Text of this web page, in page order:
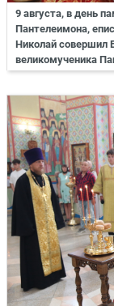
9 августа, в день
Пантелеимона,
Николай совершил
великомученика